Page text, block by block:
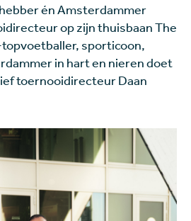
én Amsterdammer
op zijn thuisbaan The
sporticoon,
in hart en nieren doet
toernooidirecteur Daan